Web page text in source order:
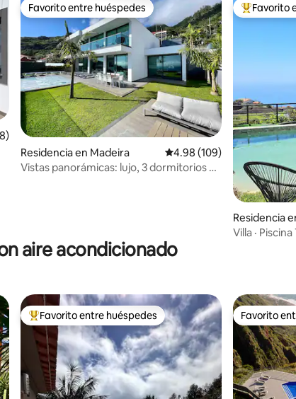
promedio: 4.99 de 5; 118 evaluaciones
Favorito entre huéspedes
Favorito entre huéspedes
Residencia en Madeira Calificación promedio:
4.98 (109)
Vistas panorámicas: lujo, 3 dormitorios y
De los
Favorito
Residencia
Villa ·
aire acondicionado
De los mejores en Favorito entre huéspedes
Favorito entre huéspedes Favorito
Favorito